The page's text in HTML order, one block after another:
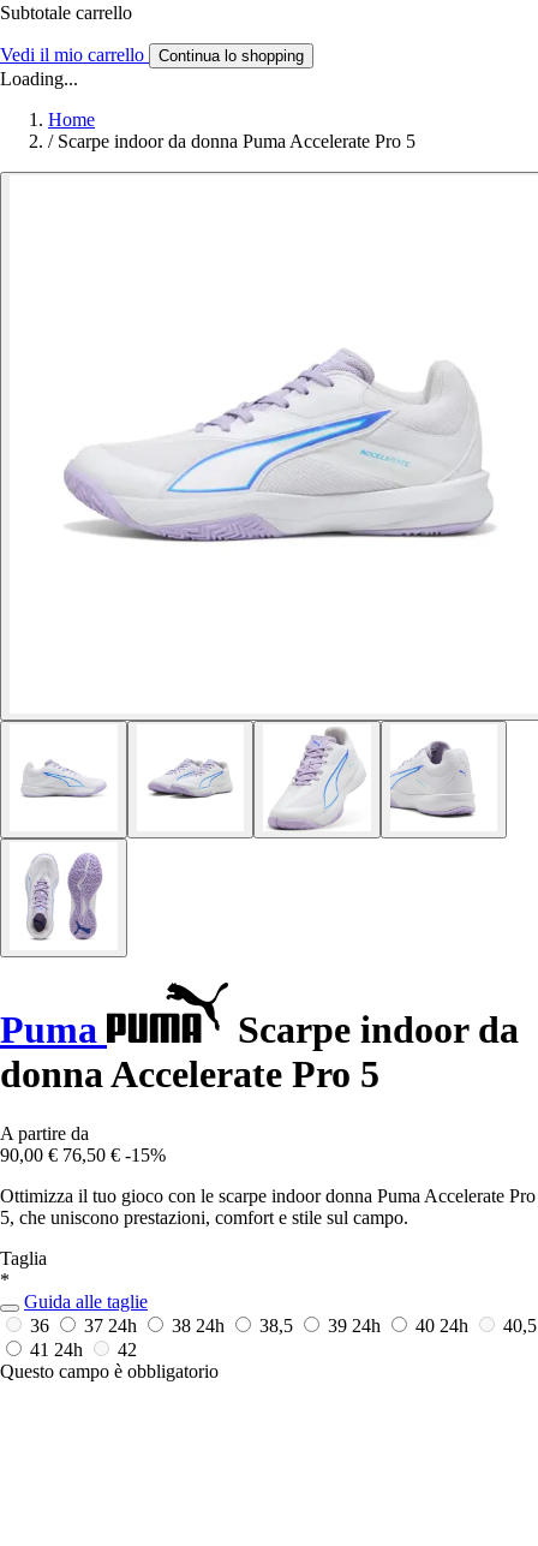
Subtotale carrello
Vedi il mio carrello Continua lo shopping
Loading...
Home
/ Scarpe indoor da donna Puma Accelerate Pro 5
Puma
Scarpe indoor da
donna Accelerate Pro 5
A partire da
90,00 € 76,50 € -15%
Ottimizza il tuo gioco con le scarpe indoor donna Puma Accelerate Pro
5, che uniscono prestazioni, comfort e stile sul campo.
Taglia
*
Guida alle taglie
36
37 24h 38 24h 38,5 39 24h 40 24h
40,5
41 24h
42
Questo campo è obbligatorio